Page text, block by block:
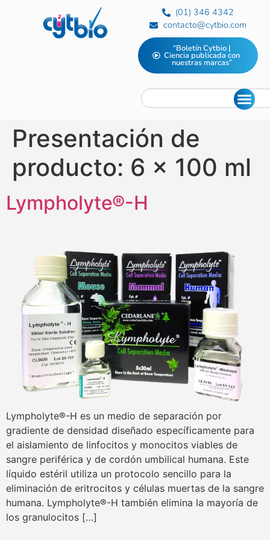
(01) 346 4342
contacto@cytbio.com
“Boletín Cytbio |
Ciencia publicada con
nuestras marcas”
Presentación de
producto: 6 x 100 ml
Lympholyte®-H
Lympholyte®-H es un medio de separación por
gradiente de densidad diseñado específicamente para
el aislamiento de linfocitos y monocitos viables de
sangre periférica y de cordón umbilical humana. Este
líquido estéril utiliza un protocolo sencillo para la
eliminación de eritrocitos y células muertas de la sangre
humana. Lympholyte®-H también elimina la mayoría de
los granulocitos […]